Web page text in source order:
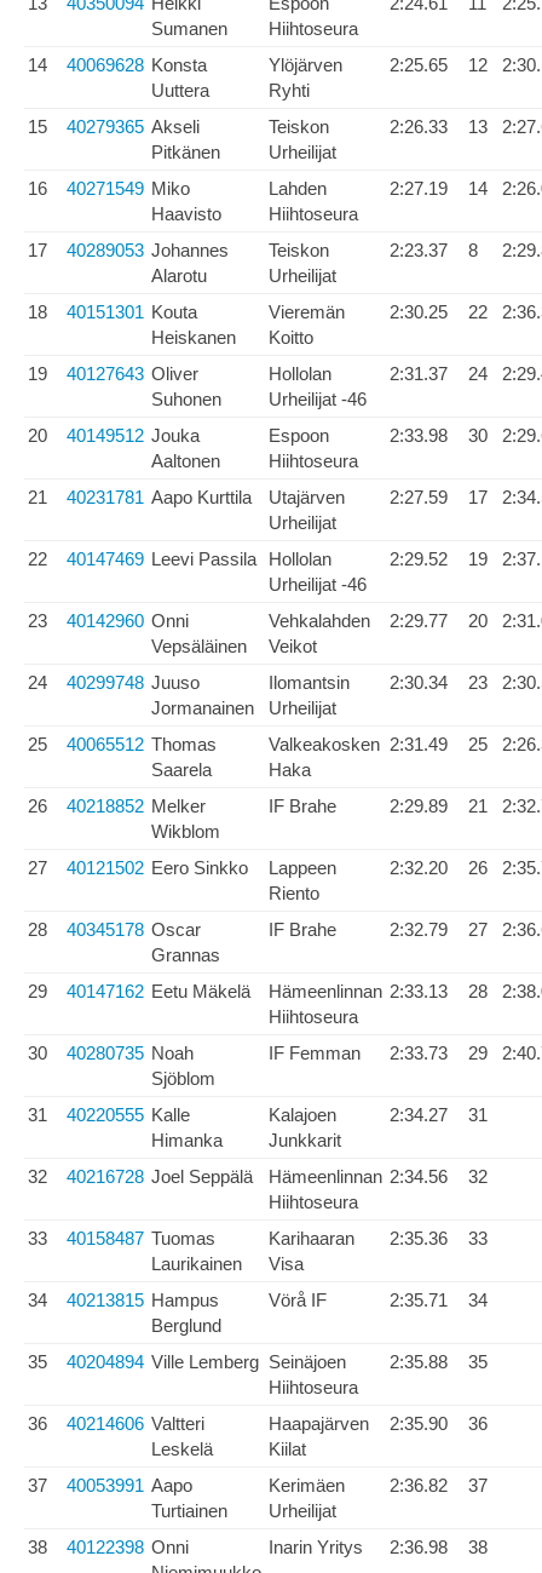
Sumanen
Hiihtoseura
14 40069628 Konsta
Uuttera
Ylöjärven
Ryhti
2:25.65 12
15 40279365 Akseli
Pitkänen
Teiskon
Urheilijat
2:26.33 13
16 40271549 Miko
Haavisto
Lahden
Hiihtoseura
2:27.19 14
17 40289053 Johannes
Alarotu
Teiskon
Urheilijat
2:23.37 8
18 40151301 Kouta
Heiskanen
Vieremän
Koitto
2:30.25 22
19 40127643 Oliver
Suhonen
Hollolan
Urheilijat -46
2:31.37 24
20 40149512 Jouka
Aaltonen
Espoon
Hiihtoseura
2:33.98 30
21 40231781 Aapo Kurttila
Utajärven
Urheilijat
2:27.59 17
22 40147469 Leevi Passila
Hollolan
Urheilijat -46
2:29.52 19
23 40142960 Onni
Vepsäläinen
Vehkalahden
Veikot
2:29.77 20
24 40299748 Juuso
Jormanainen
Ilomantsin
Urheilijat
2:30.34 23
25 40065512 Thomas
Saarela
Valkeakosken
Haka
2:31.49 25
26 40218852 Melker
Wikblom
IF Brahe 2:29.89 21
27 40121502 Eero Sinkko
Lappeen
Riento
2:32.20 26
28 40345178 Oscar
Grannas
IF Brahe 2:32.79 27
29 40147162 Eetu Mäkelä
Hämeenlinnan
Hiihtoseura
2:33.13 28
30 40280735 Noah
Sjöblom
IF Femman 2:33.73 29
31 40220555 Kalle
Himanka
Kalajoen
Junkkarit
2:34.27 31
32 40216728 Joel Seppälä
Hämeenlinnan
Hiihtoseura
2:34.56 32
33 40158487 Tuomas
Laurikainen
Karihaaran
Visa
2:35.36 33
34 40213815 Hampus
Berglund
Vörå IF 2:35.71 34
35 40204894 Ville Lemberg Seinäjoen
Hiihtoseura
2:35.88 35
36 40214606 Valtteri
Leskelä
Haapajärven
Kiilat
2:35.90 36
37 40053991 Aapo
Turtiainen
Kerimäen
Urheilijat
2:36.82 37
38 40122398 Onni
Inarin Yritys 2:36.98 38